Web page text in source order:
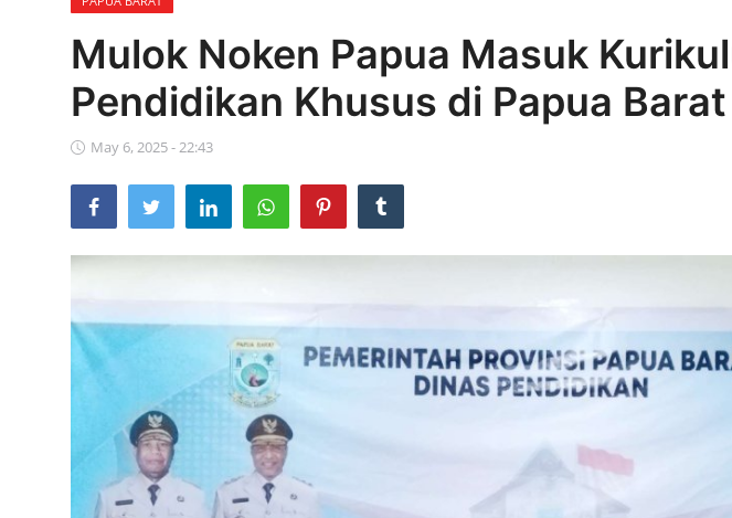
ParlementariaMulok Noken Papua Masuk
Pendidikan Khusus di Papua Barat
May 6, 2025 - 22:43